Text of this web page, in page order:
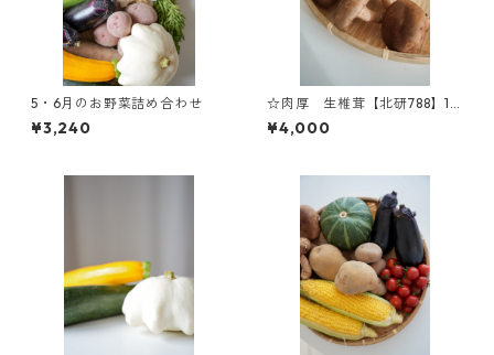
5・6月のお野菜詰め合わせ
¥3,240
☆肉厚 生椎茸【北研788】1k
g
¥4,000